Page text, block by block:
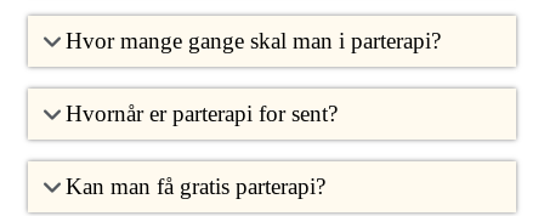
Hvor mange gange skal man i parterapi?
Hvornår er parterapi for sent?
Kan man få gratis parterapi?